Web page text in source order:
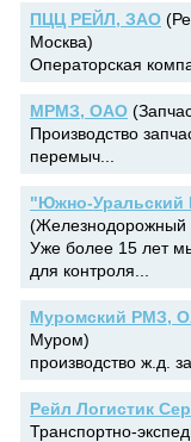
ПЦЦ РЕЙЛ, ЗАО
Москва)
Операторская
МРМЗ, ОАО
Производство
перемыч...
"Южно-Уральский
(Железнодорожный
Уже более 15 лет
для контроля...
Муромский РМЗ,
Муром)
производство ж.д.
Рейл Логистик
Транспортно-